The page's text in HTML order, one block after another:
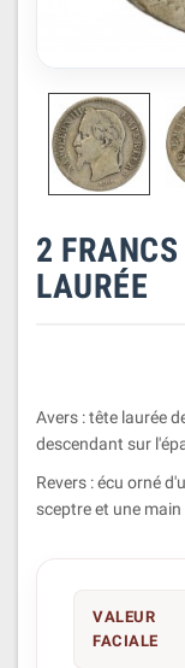
2
LAURÉE
Avers : tête laurée
descendant sur
Revers : écu orné
sceptre et une
VALEUR
FACIALE